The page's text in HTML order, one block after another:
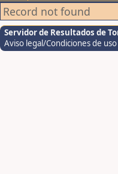
Record not found
Servidor de Resultados de
Aviso legal/Condiciones de uso